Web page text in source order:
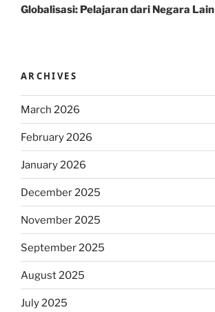
Globalisasi: Pelajaran dari Negara Lain
ARCHIVES
March 2026
February 2026
January 2026
December 2025
November 2025
September 2025
August 2025
July 2025